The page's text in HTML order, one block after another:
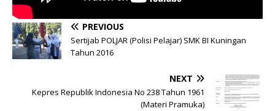
PREVIOUS
Sertijab POLJAR (Polisi Pelajar) SMK BI Kuningan
Tahun 2016
NEXT
Kepres Republik Indonesia No 238 Tahun 1961
(Materi Pramuka)